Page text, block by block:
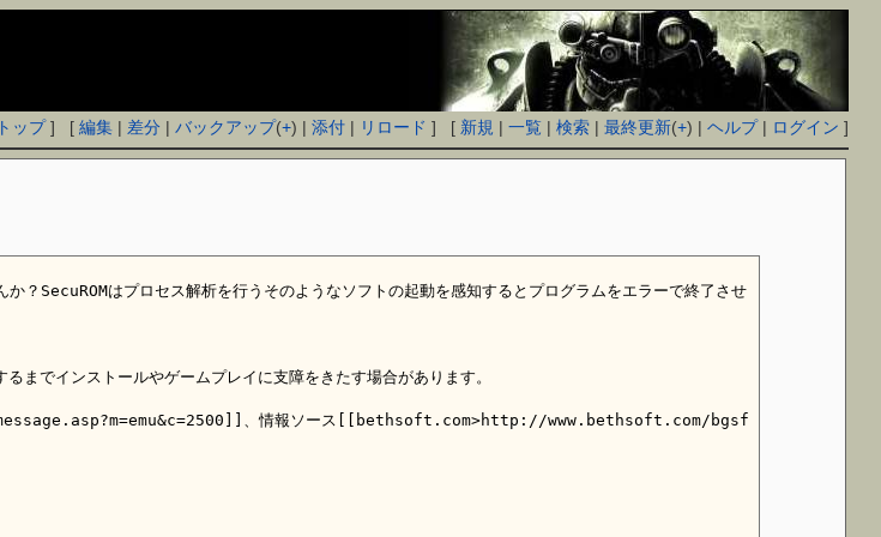
トップ] [編集 | 差分 |バックアップ(+) |添付 | リロード ] [ 新規 |一覧 |検索 |最終更新(+) |ヘルプ| ログイン ]